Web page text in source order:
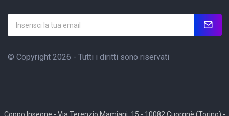
© Copyright 2026 - Tutti i diritti sono riservati